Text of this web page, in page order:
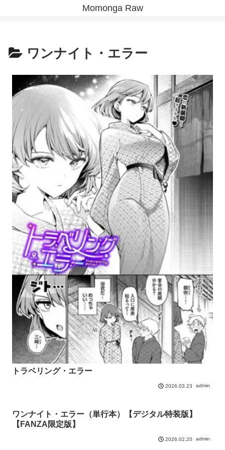
Momonga Raw
ワンナイト・エラー
トラベリング・エラー
2026.03.23 admin
ワンナイト・エラー（単行本）【デジタル特装版】
【FANZA限定版】
2026.02.20 admin